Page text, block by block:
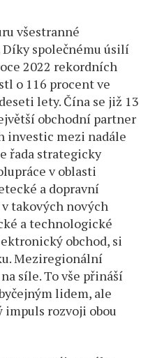
všestranné
Díky společnému úsilí
2022 rekordních
o 116 procent ve
lety. Čína se již 13
obchodní partner
investic mezi nadále
řada strategicky
v oblasti
a dopravní
takových nových
a technologické
obchod, si
Meziregionální
síle. To vše přináší
lidem, ale
impuls rozvoji obou